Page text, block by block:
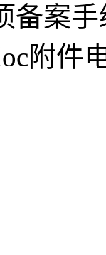
备案
附件